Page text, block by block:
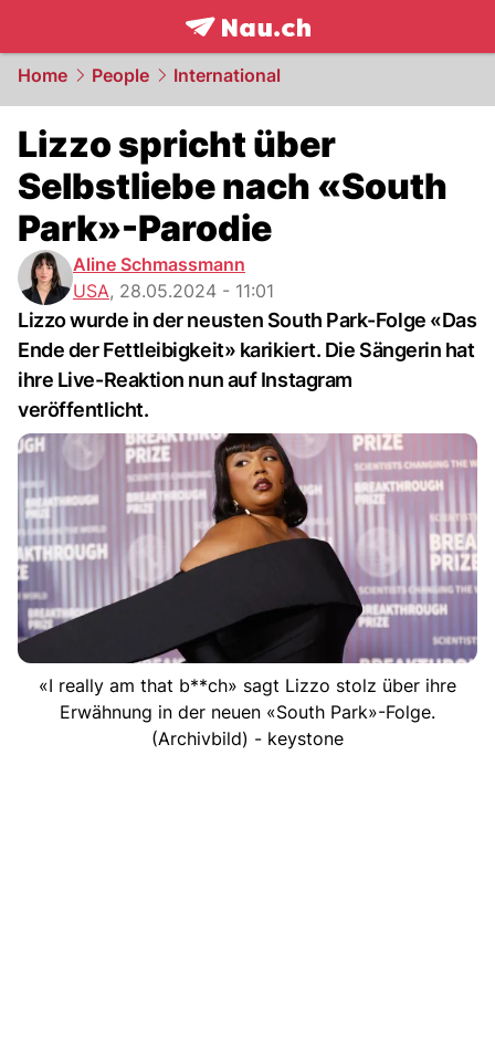
frontpage.NAU.ch
Home People International
Lizzo spricht über
Selbstliebe nach «South
Park»-Parodie
Aline Schmassmann
USA, 28.05.2024 - 11:01
Lizzo wurde in der neusten South Park-Folge «Das
Ende der Fettleibigkeit» karikiert. Die Sängerin hat
ihre Live-Reaktion nun auf Instagram
veröffentlicht.
«I really am that b**ch» sagt Lizzo stolz über ihre
Erwähnung in der neuen «South Park»-Folge.
(Archivbild) - keystone